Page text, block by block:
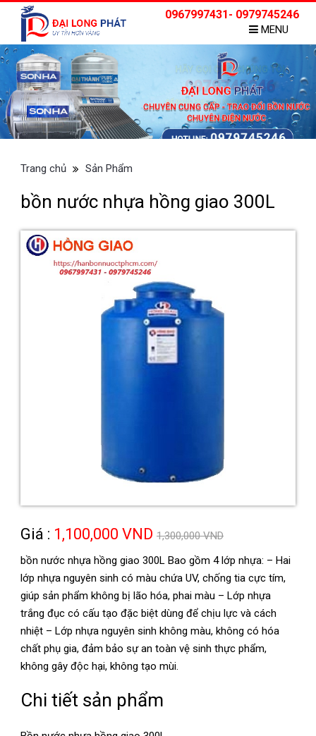
0967997431- 0979745246
MENU
Trang chủ Sản Phẩm
bồn nước nhựa hồng giao 300L
Giá : 1,100,000 VND 1,300,000 VND
bồn nước nhựa hồng giao 300L Bao gồm 4 lớp nhựa: – Hai
lớp nhựa nguyên sinh có màu chứa UV, chống tia cực tím,
giúp sản phẩm không bị lão hóa, phai màu – Lớp nhựa
trắng đục có cấu tạo đặc biệt dùng để chịu lực và cách
nhiệt – Lớp nhựa nguyên sinh không màu, không có hóa
chất phụ gia, đảm bảo sự an toàn vệ sinh thực phẩm,
không gây độc hại, không tạo mùi.
Chi tiết sản phẩm